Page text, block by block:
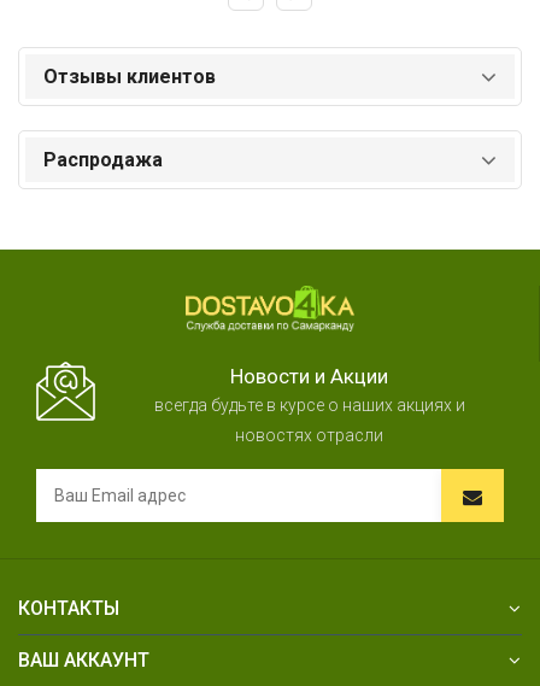
Отзывы клиентов
Распродажа
Новости и Акции
всегда будьте в курсе о наших акциях и
новостях отрасли
КОНТАКТЫ
ВАШ АККАУНТ